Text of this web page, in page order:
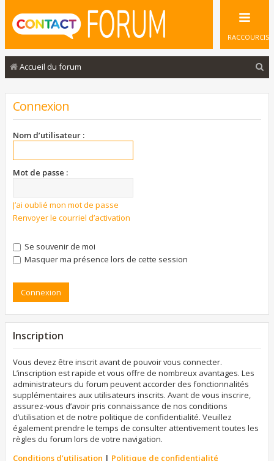
RACCOURCIS
Accueil du forum
Connexion
Nom d’utilisateur :
Mot de passe :
J’ai oublié mon mot de passe
Renvoyer le courriel d’activation
Se souvenir de moi
Masquer ma présence lors de cette session
Inscription
Vous devez être inscrit avant de pouvoir vous connecter.
L’inscription est rapide et vous offre de nombreux avantages. Les
administrateurs du forum peuvent accorder des fonctionnalités
supplémentaires aux utilisateurs inscrits. Avant de vous inscrire,
assurez-vous d’avoir pris connaissance de nos conditions
d’utilisation et de notre politique de confidentialité. Veuillez
également prendre le temps de consulter attentivement toutes les
règles du forum lors de votre navigation.
Conditions d’utilisation | Politique de confidentialité